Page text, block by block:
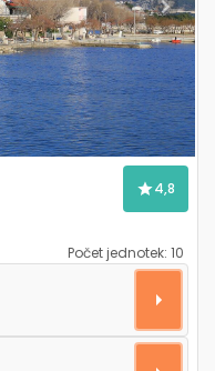
Next
4,8
Počet jednotek: 10
Omiš A-4795-a